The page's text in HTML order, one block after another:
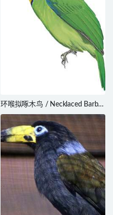
环喉拟啄木鸟 / Necklaced Barbet
/ Psilopogon auricularis